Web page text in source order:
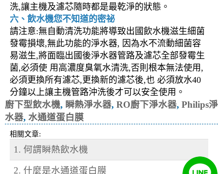
洗,讓主機及濾芯隨時都是最乾淨的狀態。
六、飲水機您不知道的密祕
請注意:無自動清洗功能將導致出國飲水機滋生細菌
發霉損壞,無此功能的淨水器, 因為水不流動細菌容
易滋生,將面臨出國後淨水器管路及濾芯全部發霉生
菌,必須使 用高濃度臭氧水清洗,否則根本無法使用,
必須更換所有濾芯,更換新的濾芯後,也 必須放水40
分鐘以上讓主機管路沖洗後才可以安全使用。
廚下型飲水機, 瞬熱淨水器, RO廚下淨水器, Philips淨
水器, 水通道蛋白膜
相關文章:
1. 何謂瞬熱飲水機
2. 什麼是水通道蛋白膜